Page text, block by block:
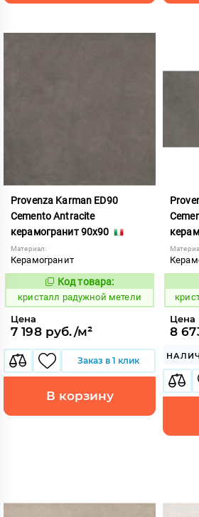
Provenza Karman ED90
Cemento Antracite
керамогранит 90x90
Материал:
Керамогранит
822050
Код товара:
кристалл радужной метели
Цена
7 198 руб./м²
Заказ в 1 клик
В корзину
Цена
8